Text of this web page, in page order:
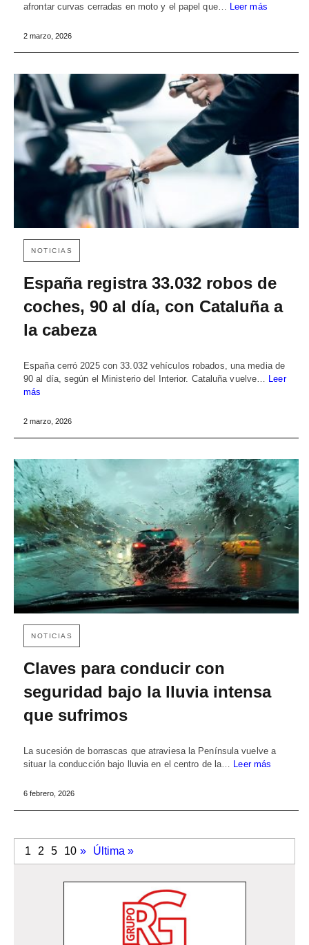
afrontar curvas cerradas en moto y el papel que… Leer más
2 marzo, 2026
NOTICIAS
España registra 33.032 robos de
coches, 90 al día, con Cataluña a
la cabeza
España cerró 2025 con 33.032 vehículos robados, una media de
90 al día, según el Ministerio del Interior. Cataluña vuelve… Leer
más
2 marzo, 2026
NOTICIAS
Claves para conducir con
seguridad bajo la lluvia intensa
que sufrimos
La sucesión de borrascas que atraviesa la Península vuelve a
situar la conducción bajo lluvia en el centro de la… Leer más
6 febrero, 2026
1 2 5 10 » Última »